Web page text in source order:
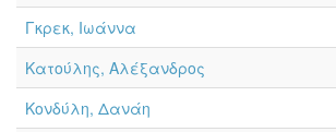
Γκρεκ, Ιωάννα
Κατούλης, Αλέξανδρος
Κονδύλη, Δανάη